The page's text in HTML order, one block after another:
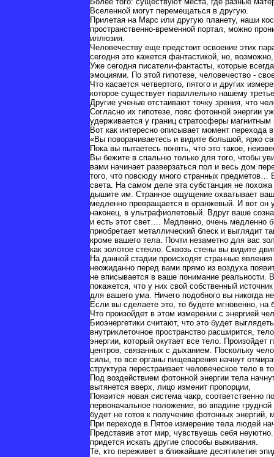
Вселенной могут перемещаться в другую.
Прилетая на Марс или другую планету, наши
пространственно-временной портал, можно
иллюзия.
Человечеству еще предстоит освоение этих
сегодня это кажется фантастикой, но,
Уже сегодня писатели-фантасты, которые
эмоциями. По этой гипотезе, человечество -
Что касается четвертого, пятого и других
которое существует параллельно нашему
Другие ученые отстаивают точку зрения, что
Согласно их гипотезе, пояс фотонной энергии
удерживается у границ стратосферы
Вот как интересно описывает момент
«Вы поворачиваетесь и видите большой, ярко
Пока вы пытаетесь понять, что это такое,
Вы бежите в спальню только для того, чтобы
вами начинает разверзаться пол и весь дом
того, что повсюду много странных предметов…
света. На самом деле эта субстанция не
дышите им. Странное ощущение охватывает
медленно превращается в оранжевый. И вот
наконец, в ультрафиолетовый. Вдруг ваше
и есть этот свет…. Медленно, очень медленно
приобретает металлический блеск и выглядит
кроме вашего тела. Почти незаметно для вас
как золотое стекло. Сквозь стены вы видите
На данной стадии происходят странные
неожиданно перед вами прямо из воздуха
не вписывается в ваше понимание реальности.
покажется, что у них свой собственный
для вашего ума. Ничего подобного вы никогда
Если вы сделаете это, то будете мгновенно,
Что произойдет в этом измерении с энергией
Биоэнергетики считают, что это будет
внутриклеточное пространство расширится,
энергии, который окутает все тело.
центров, связанных с дыханием. Поскольку
силы, то все органы пищеварения начнут
структура перестраивает человеческое тело в
Под воздействием фотонной энергии тела
вытянется вверх, лицо изменит пропорции,
Появится новая система чакр, соответственно
первоначальное положение, во впадине
будет не готов к получению фотонных энергий,
При переходе в Пятое измерение тела людей
Представив этот мир, чувствуешь себя
придется искать другие способы выживания.
Те, кто переживет в ближайшие десятилетия